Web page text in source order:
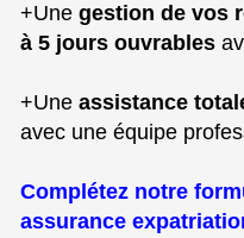
+Une gestion de vos
à 5 jours ouvrables
+Uneassistance
avec une équipe
Complétez notre
assurance